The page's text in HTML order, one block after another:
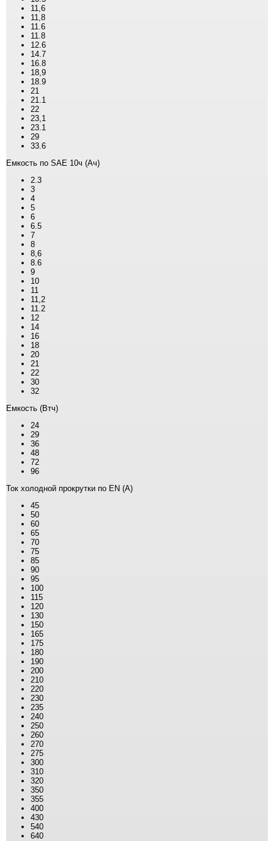
11,6
11,8
11.6
11.8
12.6
14.7
16.8
18,9
18.9
21
21.1
22
23,1
23.1
29
33.6
Емкость по SAE 10ч (Ач)
2.3
3
4
5
6
6.5
7
8
8,6
8.6
9
10
11
11,2
11.2
12
14
16
18
20
21
22
30
32
Емкость (Втч)
24
29
36
48
72
96
Ток холодной прокрутки по EN (А)
45
50
60
65
70
75
85
90
95
100
115
120
130
150
165
175
180
190
200
210
220
230
235
240
250
260
270
275
300
310
320
350
355
400
430
540
640